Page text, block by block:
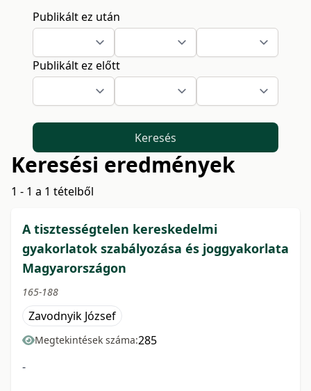
Publikált ez után
Publikált ez előtt
Keresés
Keresési eredmények
1 - 1 a 1 tételből
A tisztességtelen kereskedelmi
gyakorlatok szabályozása és joggyakorlata
Magyarországon
165-188
Zavodnyik József
Megtekintések száma:285
-